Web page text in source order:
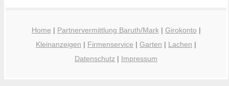
Home | Partnervermittlung Baruth/Mark| Girokonto |
Kleinanzeigen | Firmenservice | Garten | Lachen |
Datenschutz | Impressum